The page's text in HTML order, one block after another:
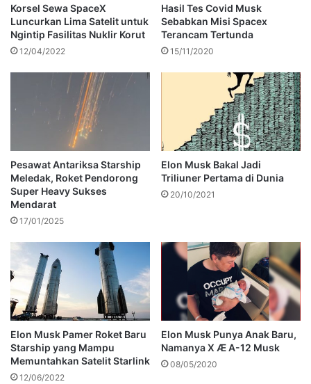
Korsel Sewa SpaceX
Luncurkan Lima Satelit untuk
Ngintip Fasilitas Nuklir Korut
12/04/2022
Hasil Tes Covid Musk
Sebabkan Misi Spacex
Terancam Tertunda
15/11/2020
Pesawat Antariksa Starship
Meledak, Roket Pendorong
Super Heavy Sukses
Mendarat
17/01/2025
Elon Musk Bakal Jadi
Triliuner Pertama di Dunia
20/10/2021
Elon Musk Pamer Roket Baru
Starship yang Mampu
Memuntahkan Satelit Starlink
12/06/2022
Elon Musk Punya Anak Baru,
Namanya X Æ A-12 Musk
08/05/2020